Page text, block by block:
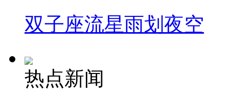
双子座流星雨划夜空
热点新闻